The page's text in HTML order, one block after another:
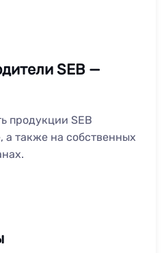
SEB —
продукции SEB
а также на собственных